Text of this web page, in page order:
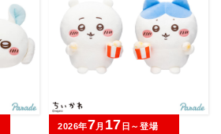
2026年7月 17 日～登場